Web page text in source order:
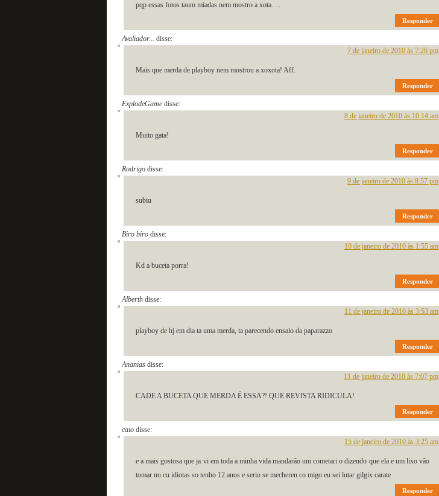
pqp essas fotos taum miadas nem mostro a xota….
Responder
Avaliador... disse:
7 de janeiro de 2010 às 7:26 pm
Mais que merda de playboy nem mostrou a xoxota! Aff.
Responder
ExplodeGame disse:
8 de janeiro de 2010 às 10:14 am
Muito gata!
Responder
Rodrigo disse:
9 de janeiro de 2010 às 8:57 pm
subiu
Responder
Biro biro disse:
10 de janeiro de 2010 às 1:55 am
Kd a buceta porra!
Responder
Alberth disse:
11 de janeiro de 2010 às 3:53 am
playboy de hj em dia ta uma merda, ta parecendo ensaio da paparazzo
Responder
Ananias disse:
11 de janeiro de 2010 às 7:07 pm
CADE A BUCETA QUE MERDA É ESSA?! QUE REVISTA RIDICULA!
Responder
caio disse:
15 de janeiro de 2010 às 3:25 am
e a mais gostosa que ja vi em toda a minha vida mandarão um cometari o dizendo que ela e um lixo vão
tomar nu cu idiotas so tenho 12 anos e serio se mecheren co migo eu sei lutar gilgix carate
Responder